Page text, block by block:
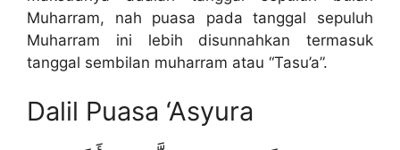
Muharram, nah puasa pada tanggal sepuluh
Muharram ini lebih disunnahkan termasuk
tanggal sembilan muharram atau “Tasu’a”.
Dalil Puasa ‘Asyura